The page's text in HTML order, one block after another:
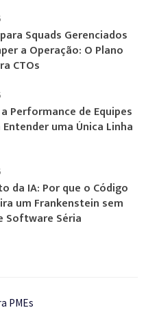
Squads Gerenciados
a Operação: O Plano
CTOs
Performance de Equipes
uma Única Linha
da IA: Por que o Código
um Frankenstein sem
Software Séria
PMEs